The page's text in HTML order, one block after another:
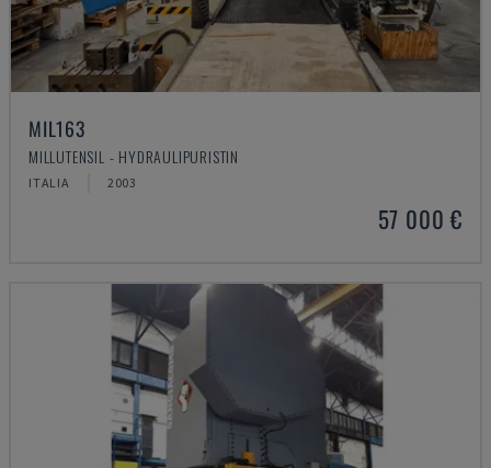
MIL163
MILLUTENSIL - HYDRAULIPURISTIN
ITALIA 2003
57 000 €